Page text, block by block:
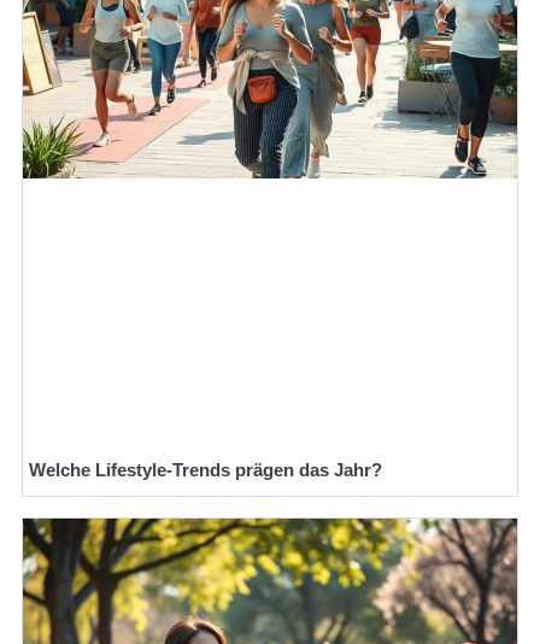
Welche Lifestyle-Trends prägen das Jahr?